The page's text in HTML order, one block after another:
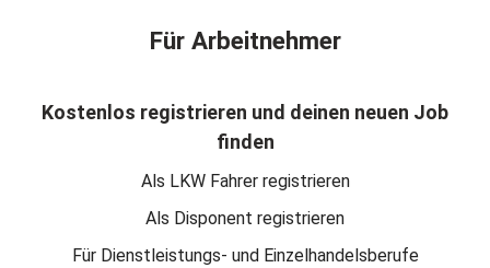
Für Arbeitnehmer
Kostenlos registrieren und deinen neuen Job
finden
Als LKW Fahrer registrieren
Als Disponent registrieren
Für Dienstleistungs- und Einzelhandelsberufe